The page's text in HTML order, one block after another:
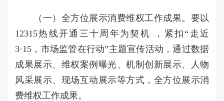
（一）全方位展示消费维权工作成果。要以
12315热线开通三十周年为契机 ，紧扣“走近
3·15，市场监管在行动”主题宣传活动，通过数据
成果展示、维权案例曝光、机制创新展示、人物
风采展示、现场互动展示等方式，全方位展示消
费维权工作成果。